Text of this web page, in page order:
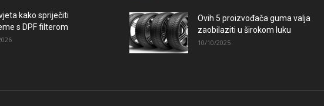
kako spriječiti
s DPF filterom
Ovih 5 proizvođača guma valja
zaobilaziti u širokom luku
10/10/2025